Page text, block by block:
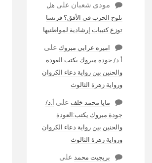
مودى شعبان على هل
تلوح الحرب في الأفق؟ فرنسا
توزع كتيبات إرشادية لمواطنيها
اميره عرابي مبروك على
أ.د/ جودة مبروك يكتب:العودة
والحنين بين رواية دعاء الكروان
ورواية زهرة الثالوث
مايا محمد خلف على أ.د/
جودة مبروك يكتب:العودة
والحنين بين رواية دعاء الكروان
ورواية زهرة الثالوث
بريجيت محمدعلى